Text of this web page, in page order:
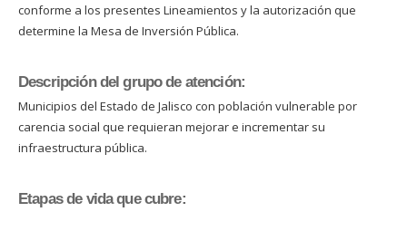
conforme a los presentes Lineamientos y la autorización que
determine la Mesa de Inversión Pública.
Descripción del grupo de atención:
Municipios del Estado de Jalisco con población vulnerable por
carencia social que requieran mejorar e incrementar su
infraestructura pública.
Etapas de vida que cubre: